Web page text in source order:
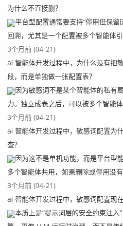
为什么不直接删？
平台型配置通常要支持“停用但保留
回溯，尤其是一个配置被多个智能体引
3个月前 (04-21)
ai 智能体开发过程中，为什么没有把
段，而是单独做一张配置表？
因为敏感词不是某个智能体的私有
力。独立成表之后，可以被多个智能
3个月前 (04-21)
ai 智能体开发过程中，敏感词配置为
查？
因为这不是单机功能，而是平台型
多个智能体共用，如果删除或停用没
3个月前 (04-21)
ai 智能体开发过程中，敏感词配置现
本质上是“提示词层的安全约束注入